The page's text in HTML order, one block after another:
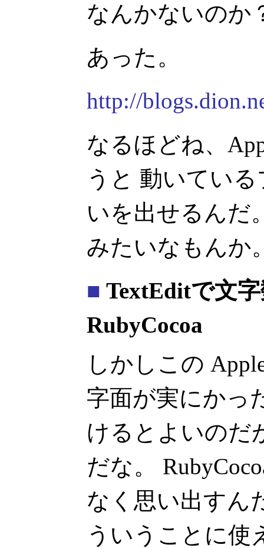
なんかないのか
あった。
http://
なるほどね、
うと 動いてい
いを出せるんだ
みたいなもんか
■ TextEditで文
RubyCocoa
しかしこの
字面が実にかっ
けるとよいのだ
だな。
なく思い出すん
ういうことに使